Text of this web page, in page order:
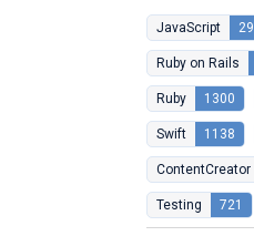
JavaScript
Ruby on Rails
Ruby 1300
Swift 1138
ContentCreator
Testing 721